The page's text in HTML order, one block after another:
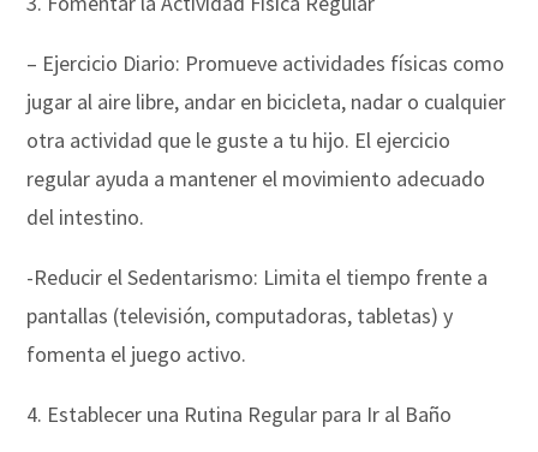
– Ejercicio Diario: Promueve actividades físicas como
jugar al aire libre, andar en bicicleta, nadar o cualquier
otra actividad que le guste a tu hijo. El ejercicio
regular ayuda a mantener el movimiento adecuado
del intestino.
-Reducir el Sedentarismo: Limita el tiempo frente a
pantallas (televisión, computadoras, tabletas) y
fomenta el juego activo.
4. Establecer una Rutina Regular para Ir al Baño